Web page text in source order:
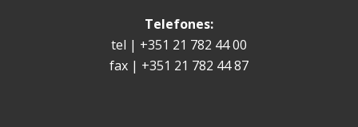
Telefones:
tel | +351 21 782 44 00
fax | +351 21 782 44 87